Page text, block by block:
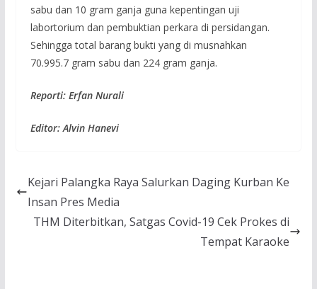
sabu dan 10 gram ganja guna kepentingan uji
labortorium dan pembuktian perkara di persidangan.
Sehingga total barang bukti yang di musnahkan
70.995.7 gram sabu dan 224 gram ganja.
Reporti: Erfan Nurali
Editor: Alvin Hanevi
Kejari Palangka Raya Salurkan Daging Kurban Ke
Insan Pres Media
THM Diterbitkan, Satgas Covid-19 Cek Prokes di
Tempat Karaoke